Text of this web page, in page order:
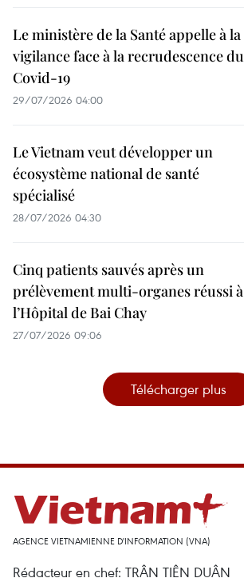
Le ministère de la Santé appelle à la
vigilance face à la recrudescence du
Covid-19
29/07/2026 04:00
Le Vietnam veut développer un
écosystème national de santé
spécialisé
28/07/2026 04:30
Cinq patients sauvés après un
prélèvement multi-organes réussi à
l’Hôpital de Bai Chay
27/07/2026 09:06
Télécharger plus
AGENCE VIETNAMIENNE D'INFORMATION (VNA)
Rédacteur en chef: TRÂN TIÊN DUÂN